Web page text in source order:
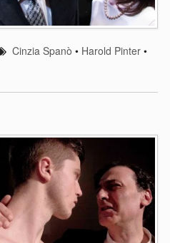
Cinzia Spanò • Harold Pinter•